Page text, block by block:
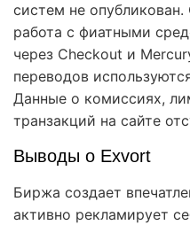
систем не
работа с фиатными
через Checkout и
переводов
Данные о комиссиях,
транзакций на сайте
Выводы о Exvort
Биржа создает
активно рекламирует